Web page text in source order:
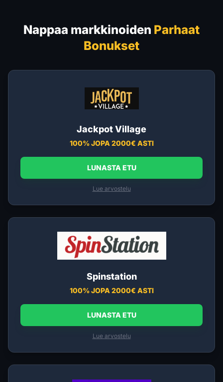
Nappaa markkinoiden Parhaat
Bonukset
Jackpot Village
100% JOPA 2000€ ASTI
LUNASTA ETU
Lue arvostelu
Spinstation
100% JOPA 2000€ ASTI
LUNASTA ETU
Lue arvostelu